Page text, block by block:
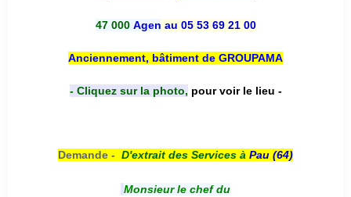
47 000 Agen au 05 53 69 21 00
Anciennement, bâtiment de GROUPAMA
- Cliquez sur la photo, pour voir le lieu -
Demande - D'extrait des Services à Pau (64)
Monsieur le chef du